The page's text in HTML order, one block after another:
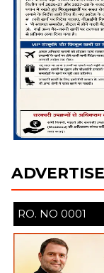
❮
RO. NO 13944/30